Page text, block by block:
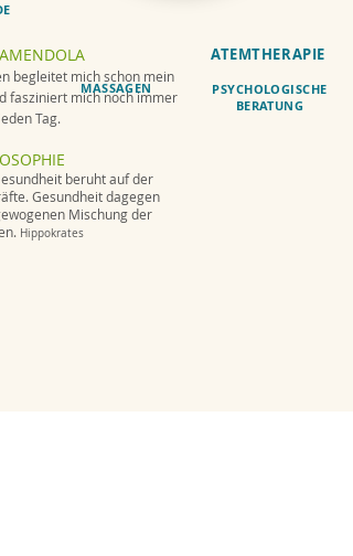
begleitet mich schon mein
fasziniert mich noch immer
Tag.
beruht auf der
Gesundheit dagegen
Mischung der
Hippokrates
MASSAGEN
ATEMTHERAPIE
PSYCHOLOGISCHE
BERATUNG